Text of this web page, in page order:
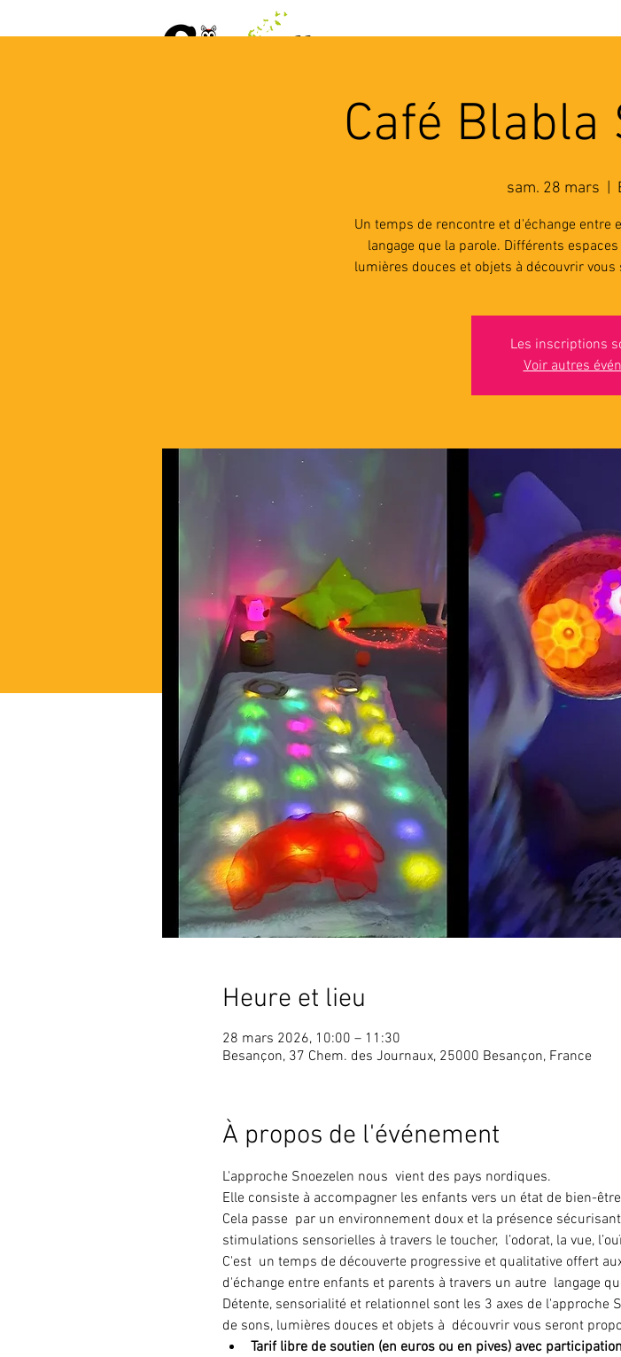
Café Blabla
sam. 28 mars
Un temps de rencontre et d'échange entre
langage que la parole. Différents
lumières douces et objets à découvrir
Les inscriptions
Voir autres
Heure et lieu
28 mars 2026, 10:00 – 11:30
Besançon, 37 Chem. des Journaux, 25000 Besançon, France
À propos de l'événement
L'approche Snoezelen nous  vient des pays nordiques.
Elle consiste à accompagner les enfants vers un état de bien-
Cela passe  par un environnement doux et la présence
stimulations sensorielles à travers le toucher,  l’odorat, la vue,
C'est  un temps de découverte progressive et qualitative offert
d'échange entre enfants et parents à travers un autre  langage
Détente, sensorialité et relationnel sont les 3 axes de l'approche
de sons, lumières douces et objets à  découvrir vous seront
Tarif libre de soutien (en euros ou en pives) avec